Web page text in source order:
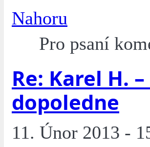
Nahoru
Pro psaní
Re: Karel H.
dopoledne
11. Únor 2013 -